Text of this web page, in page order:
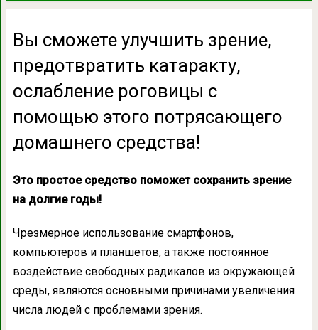
Вы сможете улучшить зрение,
предотвратить катаракту,
ослабление роговицы с
помощью этого потрясающего
домашнего средства!
Это простое средство поможет сохранить зрение
на долгие годы!
Чрезмерное использование смартфонов,
компьютеров и планшетов, а также постоянное
воздействие свободных радикалов из окружающей
среды, являются основными причинами увеличения
числа людей с проблемами зрения.